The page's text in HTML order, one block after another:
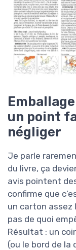
un point
négliger
Je parle
du livre, ça
avis pointent
confirme que
un carton assez
pas de quoi
Résultat : un
(ou le bord de la